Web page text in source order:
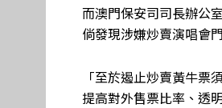
而澳門保安司司長辦公
倘發現涉嫌炒賣演唱會
「至於遏止炒賣黃牛
提高對外售票比率、透